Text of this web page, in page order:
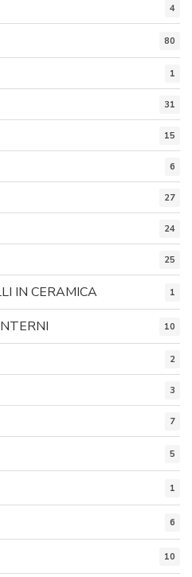
4
80
1
31
15
6
27
24
25
IN CERAMICA 1
10
2
3
7
5
1
6
10